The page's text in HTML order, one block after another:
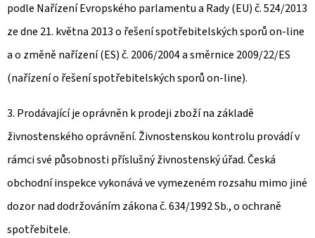
podle Nařízení Evropského parlamentu a Rady (EU) č. 524/2013
ze dne 21. května 2013 o řešení spotřebitelských sporů on-line
a o změně nařízení (ES) č. 2006/2004 a směrnice 2009/22/ES
(nařízení o řešení spotřebitelských sporů on-line).
3. Prodávající je oprávněn k prodeji zboží na základě
živnostenského oprávnění. Živnostenskou kontrolu provádí v
rámci své působnosti příslušný živnostenský úřad. Česká
obchodní inspekce vykonává ve vymezeném rozsahu mimo jiné
dozor nad dodržováním zákona č. 634/1992 Sb., o ochraně
spotřebitele.